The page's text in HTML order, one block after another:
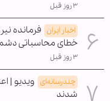
۳ روز قبل
اخبار ایران فرمانده
خطای محاسباتی
۳ روز قبل
چندرسانه‌ای ویدیو |
شدند